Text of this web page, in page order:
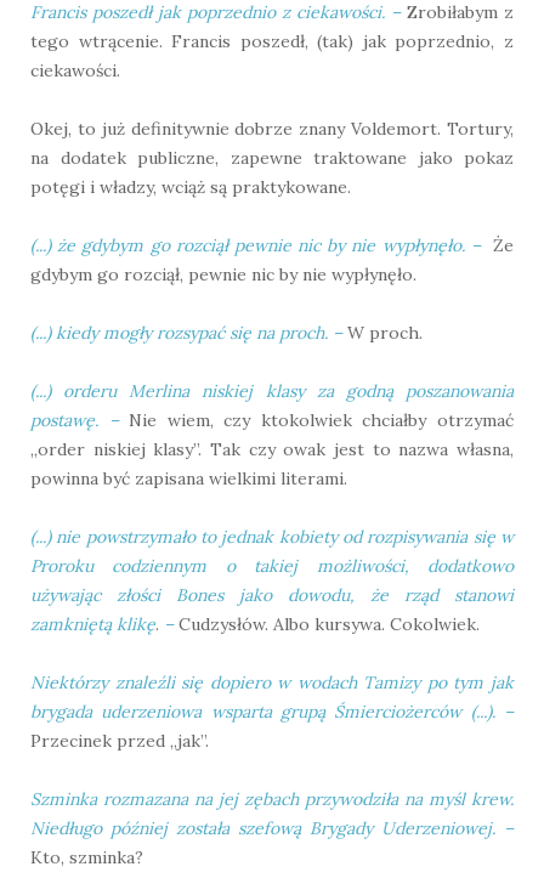
Francis poszedł jak poprzednio z ciekawości. –Zrobiłabym z
tego wtrącenie. Francis poszedł, (tak) jak poprzednio, z
ciekawości.
Okej, to już definitywnie dobrze znany Voldemort. Tortury,
na dodatek publiczne, zapewne traktowane jako pokaz
potęgi i władzy, wciąż są praktykowane.
(...)że gdybym go rozciął pewnie nic by nie wypłynęło. –Że
gdybym go rozciął, pewnie nic by nie wypłynęło.
(...)kiedy mogły rozsypać się na proch. –W proch.
(...) orderu Merlina niskiej klasy za godną poszanowania
postawę.
–Nie wiem, czy ktokolwiek chciałby otrzymać
„order niskiej klasy”. Tak czy owak jest to nazwa własna,
powinna być zapisana wielkimi literami.
(...)nie powstrzymało to jednak kobiety od rozpisywania się w
Proroku codziennym o takiej możliwości, dodatkowo
używając złości Bones jako dowodu, że rząd stanowi
zamkniętą klikę. –Cudzysłów. Albo kursywa. Cokolwiek.
Niektórzy znaleźli się dopiero w wodach Tamizy po tym jak
brygada uderzeniowa wsparta grupą Śmierciożerców (...). –
Przecinek przed „jak”.
Szminka rozmazana na jej zębach przywodziła na myśl krew.
Niedługo później została szefową Brygady Uderzeniowej. –
Kto, szminka?